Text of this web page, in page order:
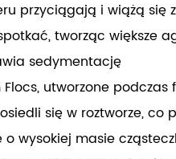
przyciągają i wiążą się
tworząc
sedymentację
utworzone
się w roztworze, co
wysokiej masie